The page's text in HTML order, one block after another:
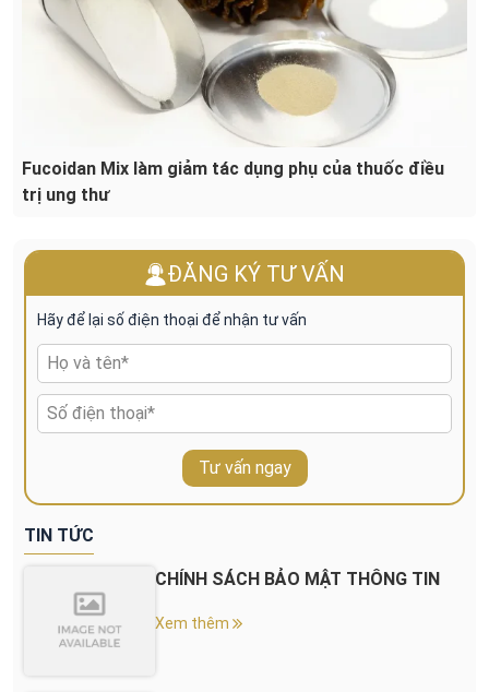
Fucoidan Mix làm giảm tác dụng phụ của thuốc điều
trị ung thư
ĐĂNG KÝ TƯ VẤN
Hãy để lại số điện thoại để nhận tư vấn
Tư vấn ngay
TIN TỨC
CHÍNH SÁCH BẢO MẬT THÔNG TIN
Xem thêm